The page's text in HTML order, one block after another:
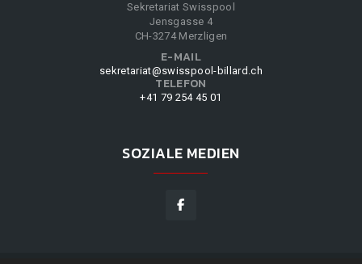
Sekretariat Swisspool
Jensgasse 4
CH-3274 Merzligen
E-MAIL
sekretariat@swisspool-billard.ch
TELEFON
+41 79 254 45 01
SOZIALE MEDIEN